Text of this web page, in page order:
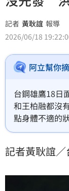
記者 黃耿誼 報導
2026/06/18
阿立幫你
台鋼雄鷹18日
和王柏融都沒
點身體不適的
記者黃耿誼